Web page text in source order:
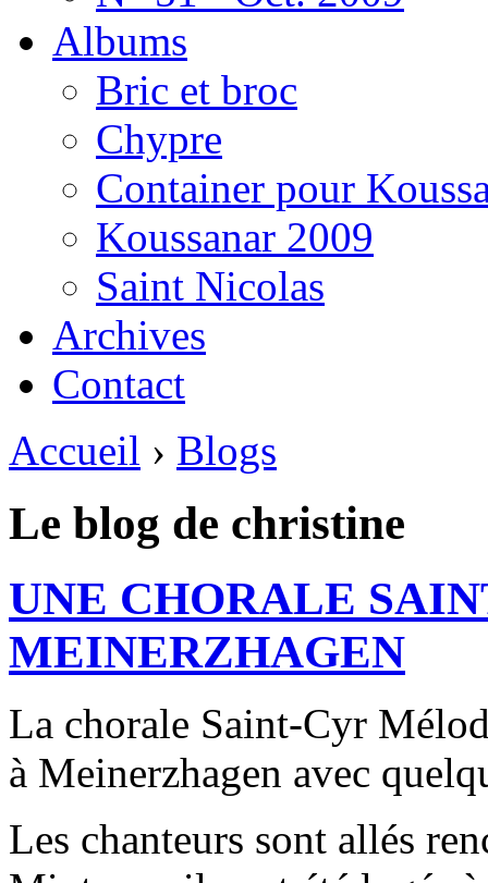
Albums
Bric et broc
Chypre
Container pour
Koussanar 2009
Saint Nicolas
Archives
Contact
Accueil › Blogs
Le blog de christine
UNE CHORALE
MEINERZHAGEN
La chorale Saint-Cyr
à Meinerzhagen avec
Les chanteurs sont allés